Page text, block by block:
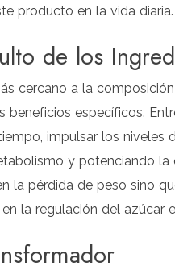
producto en la vida diaria.
de los
cercano a la
beneficios específicos.
impulsar los niveles
y potenciando
la pérdida de peso sino
la regulación del azúcar